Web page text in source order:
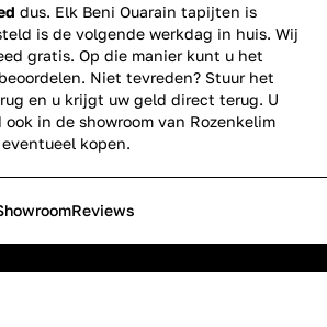
dus. Elk Beni Ouarain tapijten is
is de volgende werkdag in huis. Wij
gratis. Op die manier kunt u het
Niet tevreden? Stuur het
en u krijgt uw geld direct terug. U
in de showroom van Rozenkelim
kopen.
Reviews